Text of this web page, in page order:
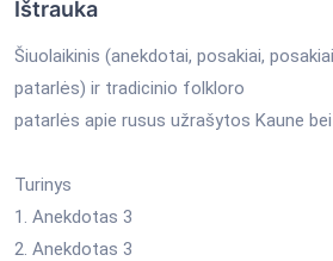
Ištrauka
Šiuolaikinis (anekdotai, posakiai,
patarlės) ir tradicinio folkloro
patarlės apie rusus užrašytos Kaune
Turinys
1. Anekdotas 3
2. Anekdotas 3